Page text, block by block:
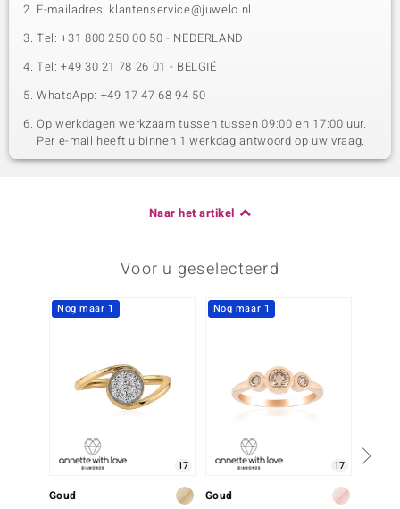
E-mailadres: klantenservice@juwelo.nl
Tel: +31 800 250 00 50 - NEDERLAND
Tel: +49 30 21 78 26 01 - BELGIË
WhatsApp: +49 17 47 68 94 50
Op werkdagen werkzaam tussen tussen 09:00 en 17:00 uur.
Per e-mail heeft u binnen 1 werkdag antwoord op uw vraag.
Naar het artikel
Voor u geselecteerd
Nog maar 1
17
Goud
Nog maar 1
17
Goud